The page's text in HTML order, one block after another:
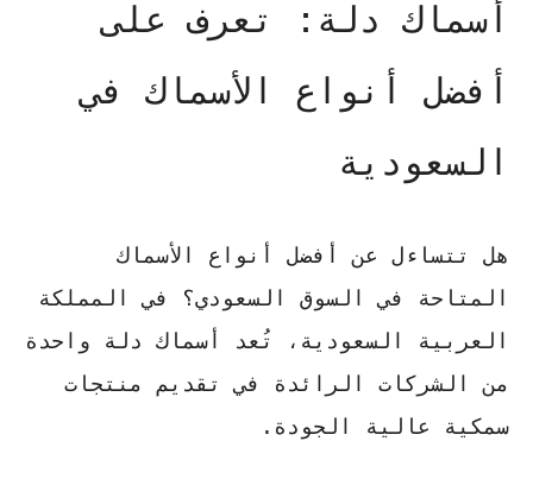
أسماك دلة: تعرف على
أفضل أنواع الأسماك في
السعودية
هل تتساءل عن أفضل أنواع الأسماك
المتاحة في السوق السعودي؟ في المملكة
العربية السعودية، تُعد
أسماك دلة واحدة
من الشركات الرائدة في تقديم منتجات
سمكية عالية الجودة.